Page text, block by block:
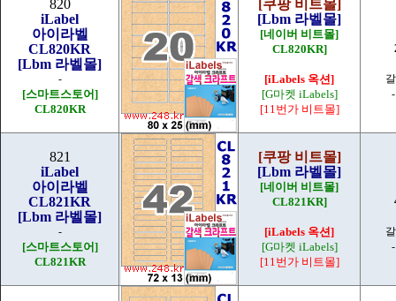
820
iLabel
아이라벨
CL820KR
[Lbm 라벨몰]
-
[스마트스토어]
CL820KR
[쿠팡 비트몰]
[Lbm 라벨몰]
[네이버 비트몰]
CL820KR]
[iLabels 옥션]
[G마켓 iLabels]
[11번가 비트몰]
821
iLabel
아이라벨
CL821KR
[Lbm 라벨몰]
-
[스마트스토어]
CL821KR
[쿠팡 비트몰]
[Lbm 라벨몰]
[네이버 비트몰]
CL821KR]
[iLabels 옥션]
[G마켓 iLabels]
[11번가 비트몰]